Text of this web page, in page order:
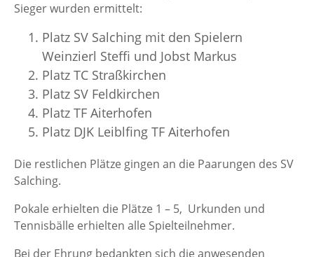
Sieger wurden ermittelt:
Platz SV Salching mit den Spielern
Weinzierl Steffi und Jobst Markus
Platz TC Straßkirchen
Platz SV Feldkirchen
Platz TF Aiterhofen
Platz DJK Leiblfing TF Aiterhofen
Die restlichen Plätze gingen an die Paarungen des SV
Salching.
Pokale erhielten die Plätze 1 – 5, Urkunden und
Tennisbälle erhielten alle Spielteilnehmer.
Bei der Ehrung bedankten sich die anwesenden